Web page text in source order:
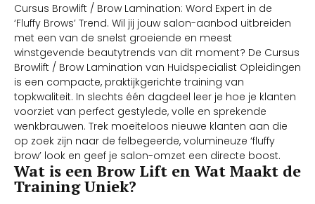
Cursus Browlift / Brow Lamination: Word Expert in de
‘Fluffy Brows’ Trend. Wil jij jouw salon-aanbod uitbreiden
met een van de snelst groeiende en meest
winstgevende beautytrends van dit moment? De Cursus
Browlift / Brow Lamination van Huidspecialist Opleidingen
is een compacte, praktijkgerichte training van
topkwaliteit. In slechts één dagdeel leer je hoe je klanten
voorziet van perfect gestylede, volle en sprekende
wenkbrauwen. Trek moeiteloos nieuwe klanten aan die
op zoek zijn naar de felbegeerde, volumineuze ‘fluffy
brow’ look en geef je salon-omzet een directe boost.
Wat is een Brow Lift en Wat Maakt de
Training Uniek?